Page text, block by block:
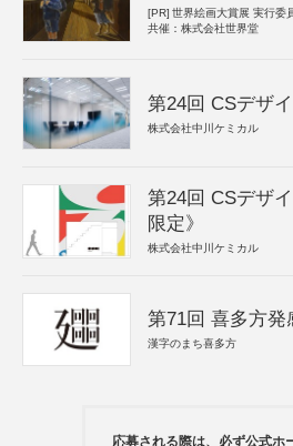
[PR] 世界絵画大賞展 実行委
共催：株式会社世界堂
第24回 CSデザ
株式会社中川ケミカル
第24回 CSデザ
限定》
株式会社中川ケミカル
第71回 喜多方
漢字のまち喜多方
応募される際は、必ず公式ホ